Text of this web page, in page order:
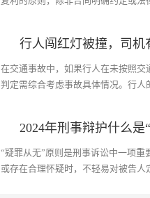
行人闯红灯被撞，司机
在交通事故中，如果行人在未按照
判定需综合考虑事故具体情况。行
2024年刑事辩护什么是
“疑罪从无”原则是刑事诉讼中一项
或存在合理怀疑时，不轻易对被告